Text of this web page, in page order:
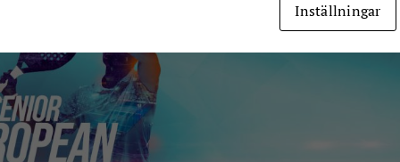
Inställningar